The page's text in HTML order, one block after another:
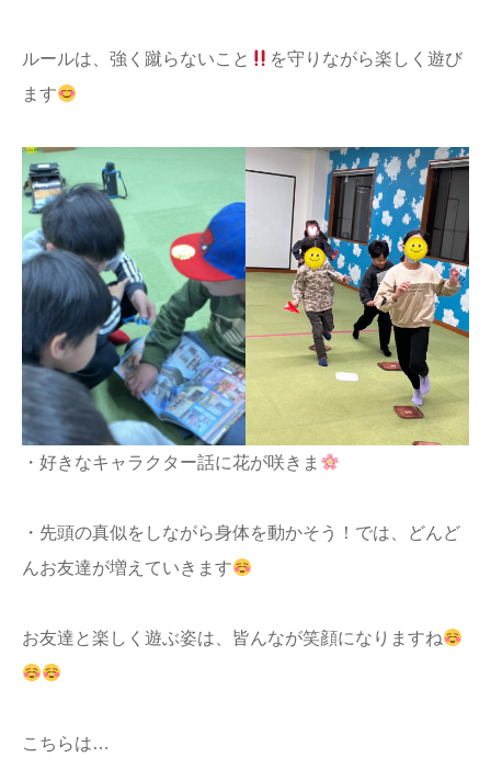
ルールは、強く蹴らないこと
を守りながら楽しく遊び
ます
・好きなキャラクター話に花が咲きま
・先頭の真似をしながら身体を動かそう！では、どんど
んお友達が増えていきます
お友達と楽しく遊ぶ姿は、皆んなが笑顔になりますね
こちらは…